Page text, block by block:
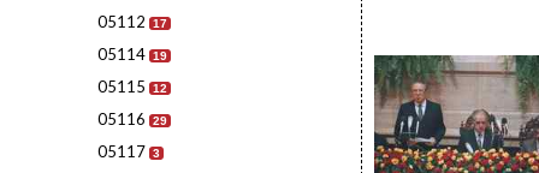
05112 17
05114 19
05115 12
05116 29
05117 3